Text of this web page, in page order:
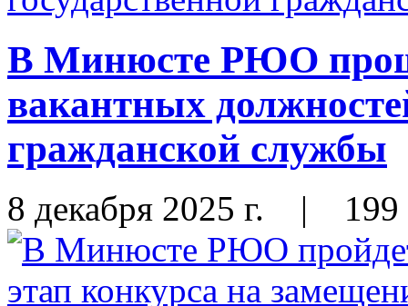
В Минюсте РЮО
вакантных
гражданской службы
8 декабря 2025 г. | 199